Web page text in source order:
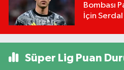
Bombası
İçin
Süper Lig Puan